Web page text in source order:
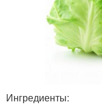
Ингредиенты: